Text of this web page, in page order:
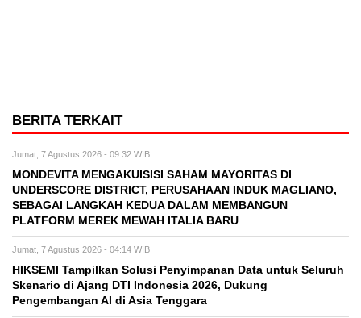
BERITA TERKAIT
Jumat, 7 Agustus 2026 - 09:32 WIB
MONDEVITA MENGAKUISISI SAHAM MAYORITAS DI
UNDERSCORE DISTRICT, PERUSAHAAN INDUK MAGLIANO,
SEBAGAI LANGKAH KEDUA DALAM MEMBANGUN
PLATFORM MEREK MEWAH ITALIA BARU
Jumat, 7 Agustus 2026 - 04:14 WIB
HIKSEMI Tampilkan Solusi Penyimpanan Data untuk Seluruh
Skenario di Ajang DTI Indonesia 2026, Dukung
Pengembangan AI di Asia Tenggara